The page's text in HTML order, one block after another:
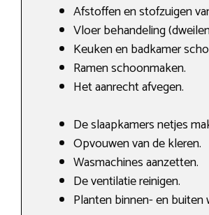
Afstoffen en stofzuigen
Vloer behandeling
Keuken en badkamer
Ramen schoonmaken.
Het aanrecht afvegen.
De slaapkamers netjes
Opvouwen van de kleren.
Wasmachines aanzetten.
De ventilatie reinigen.
Planten binnen- en buiten